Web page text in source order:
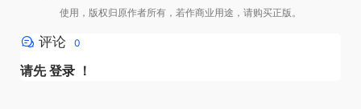
使用，版权归原作者所有，若作商业用途，请购买正版。
评论 0
请先登录 ！